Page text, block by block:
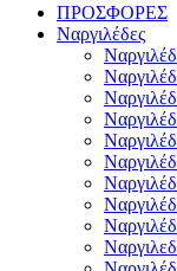
ΠΡΟΣΦΟΡΕΣ
Ναργιλέδες